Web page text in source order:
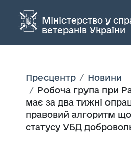
Міністерство у
ветеранів України
Пресцентр
Новини
Робоча група при
має за два тижні
правовий алгоритм
статусу УБД